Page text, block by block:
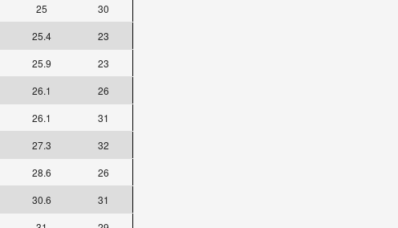
25
30
25.4
23
25.9
23
26.1
26
26.1
31
27.3
32
28.6
26
30.6
31